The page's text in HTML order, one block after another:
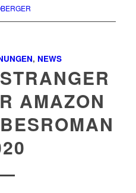
, NEWS
AMAZON